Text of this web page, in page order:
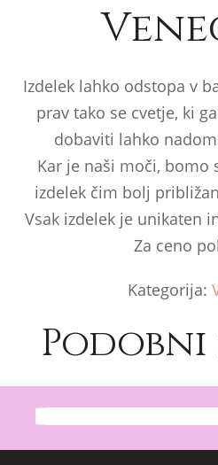
Izdelek lahko odstopa v
prav tako se cvetje, ki
dobaviti lahko
Kar je naši moči, bomo
izdelek čim bolj
Vsak izdelek je unikaten
Za ceno
Kategorija: